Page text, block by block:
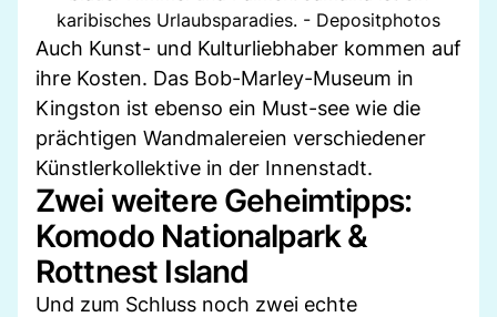
karibisches Urlaubsparadies. - Depositphotos
Auch Kunst- und Kulturliebhaber kommen auf
ihre Kosten. Das Bob-Marley-Museum in
Kingston ist ebenso ein Must-see wie die
prächtigen Wandmalereien verschiedener
Künstlerkollektive in der Innenstadt.
Zwei weitere Geheimtipps:
Komodo Nationalpark &
Rottnest Island
Und zum Schluss noch zwei echte